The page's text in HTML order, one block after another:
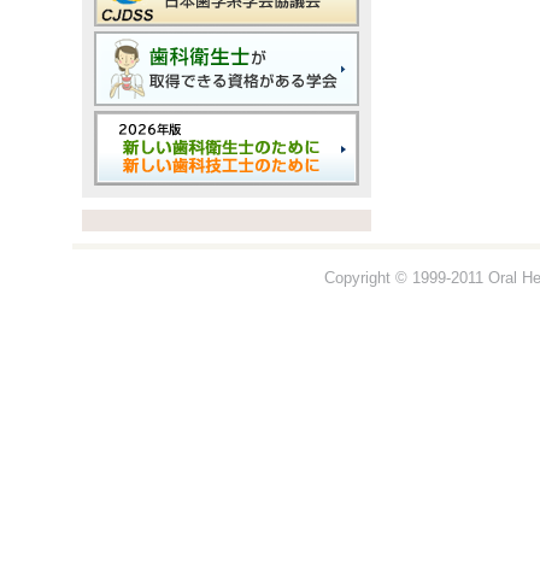
Copyright © 1999-2011 Oral